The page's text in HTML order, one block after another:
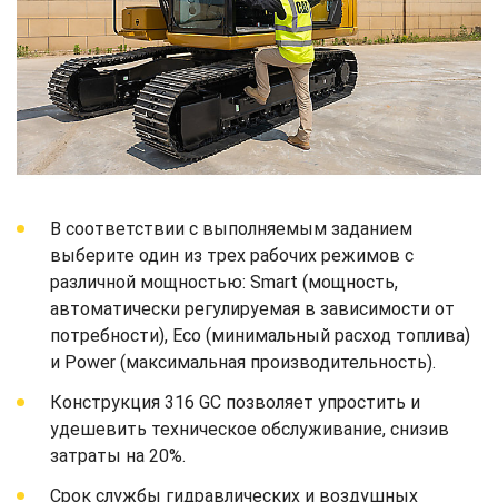
В соответствии с выполняемым заданием
выберите один из трех рабочих режимов с
различной мощностью: Smart (мощность,
автоматически регулируемая в зависимости от
потребности), Eco (минимальный расход топлива)
и Power (максимальная производительность).
Конструкция 316 GC позволяет упростить и
удешевить техническое обслуживание, снизив
затраты на 20%.
Срок службы гидравлических и воздушных